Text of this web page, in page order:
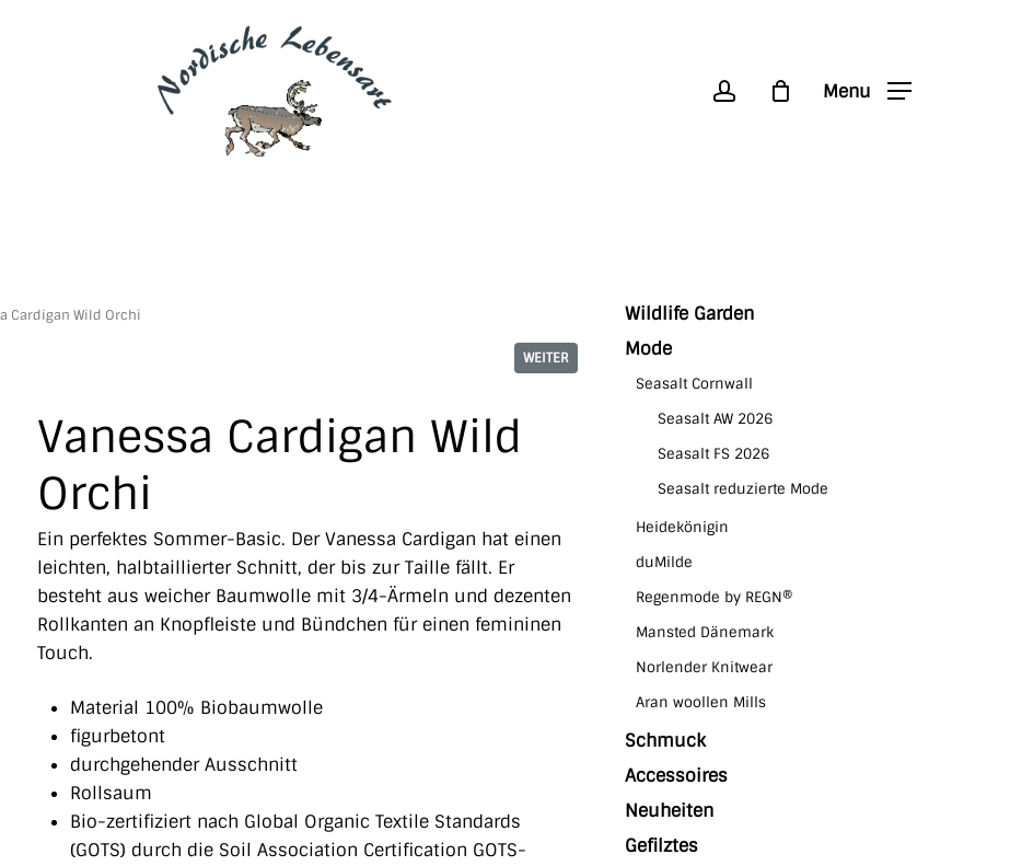
Menu
Cardigan Wild Orchi
WEITER
Vanessa Cardigan Wild
Orchi
Ein perfektes Sommer-Basic. Der Vanessa Cardigan hat einen
leichten, halbtaillierter Schnitt, der bis zur Taille fällt. Er
besteht aus weicher Baumwolle mit 3/4-Ärmeln und dezenten
Rollkanten an Knopfleiste und Bündchen für einen femininen
Touch.
Material 100% Biobaumwolle
figurbetont
durchgehender Ausschnitt
Rollsaum
Bio-zertifiziert nach Global Organic Textile Standards
(GOTS) durch die Soil Association Certification GOTS-
Wildlife Garden
Mode
Seasalt Cornwall
Seasalt AW 2026
Seasalt FS 2026
Seasalt reduzierte Mode
Heidekönigin
duMilde
Regenmode by REGN®
Mansted Dänemark
Norlender Knitwear
Aran woollen Mills
Schmuck
Accessoires
Neuheiten
Gefilztes